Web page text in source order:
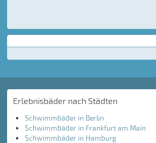
Erlebnisbäder nach Städten
Schwimmbäder in Berlin
Schwimmbäder in Frankfurt am Main
Schwimmbäder in Hamburg